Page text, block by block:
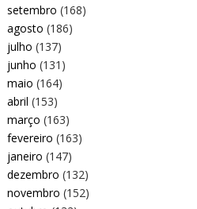
setembro (168)
agosto (186)
julho (137)
junho (131)
maio (164)
abril (153)
março (163)
fevereiro (163)
janeiro (147)
dezembro (132)
novembro (152)